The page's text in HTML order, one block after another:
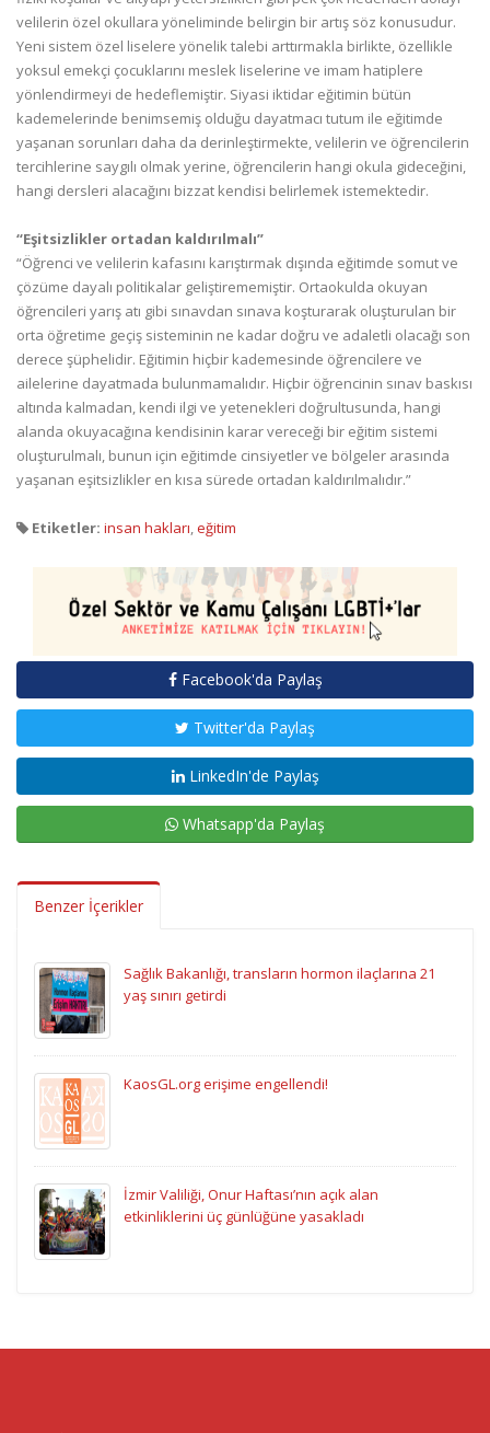
velilerin özel okullara yöneliminde belirgin bir artış söz konusudur.
Yeni sistem özel liselere yönelik talebi arttırmakla birlikte, özellikle
yoksul emekçi çocuklarını meslek liselerine ve imam hatiplere
yönlendirmeyi de hedeflemiştir. Siyasi iktidar eğitimin bütün
kademelerinde benimsemiş olduğu dayatmacı tutum ile eğitimde
yaşanan sorunları daha da derinleştirmekte, velilerin ve öğrencilerin
tercihlerine saygılı olmak yerine, öğrencilerin hangi okula gideceğini,
hangi dersleri alacağını bizzat kendisi belirlemek istemektedir.
“Eşitsizlikler ortadan kaldırılmalı”
“Öğrenci ve velilerin kafasını karıştırmak dışında eğitimde somut ve
çözüme dayalı politikalar geliştirememiştir. Ortaokulda okuyan
öğrencileri yarış atı gibi sınavdan sınava koşturarak oluşturulan bir
orta öğretime geçiş sisteminin ne kadar doğru ve adaletli olacağı son
derece şüphelidir. Eğitimin hiçbir kademesinde öğrencilere ve
ailelerine dayatmada bulunmamalıdır. Hiçbir öğrencinin sınav baskısı
altında kalmadan, kendi ilgi ve yetenekleri doğrultusunda, hangi
alanda okuyacağına kendisinin karar vereceği bir eğitim sistemi
oluşturulmalı, bunun için eğitimde cinsiyetler ve bölgeler arasında
yaşanan eşitsizlikler en kısa sürede ortadan kaldırılmalıdır.”
Etiketler: insan hakları,eğitim
Facebook'da Paylaş
Twitter'da Paylaş
LinkedIn'de Paylaş
Whatsapp'da Paylaş
Benzer İçerikler
Sağlık Bakanlığı, transların hormon ilaçlarına 21
yaş sınırı getirdi
KaosGL.org erişime engellendi!
İzmir Valiliği, Onur Haftası’nın açık alan
etkinliklerini üç günlüğüne yasakladı